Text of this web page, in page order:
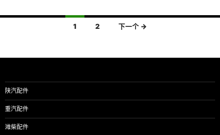
导
1 2 下一个 →
陕汽配件
重汽配件
潍柴配件